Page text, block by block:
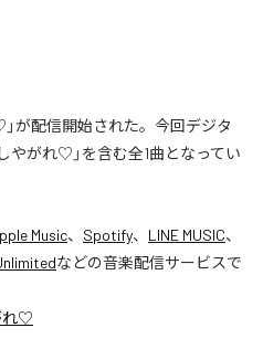
が配信開始された。今回デジタ
やがれ♡」を含む全1曲となってい
Music、 Spotify、 LINE MUSIC、
などの音楽配信サービスで
れ♡